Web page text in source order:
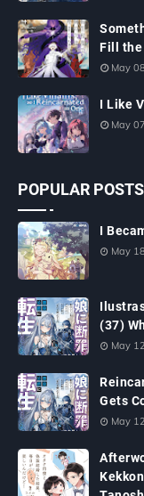
Fill the
May
I Like
May
POPULAR POSTS
I
May
(37)
May
Gets
May